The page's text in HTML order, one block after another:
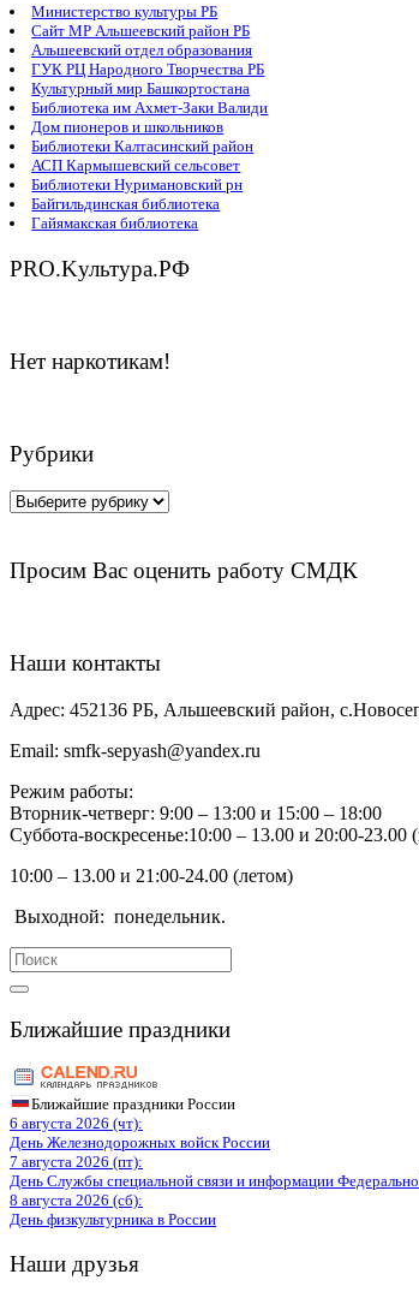
Министерство культуры РБ
Сайт МР Альшеевский район РБ
Альшеевский отдел образования
ГУК РЦ Народного Творчества РБ
Культурный мир Башкортостана
Библиотека им Ахмет-Заки Валиди
Дом пионеров и школьников
Библиотеки Калтасинский район
АСП Кармышевский сельсовет
Библиотеки Нуримановский рн
Байгильдинская библиотека
Гайямакская библиотека
PRO.Kультура.РФ
Нет наркотикам!
Рубрики
Рубрики
Просим Вас оценить работу СМДК
Наши контакты
Адрес: 452136 РБ, Альшеевский район,
Email: smfk-sepyash@yandex.ru
Режим работы:
Вторник-четверг: 9:00 – 13:00 и 15:00 – 18:00
Суббота-воскресенье:10:00 – 13.00 и 20:00-23.00
10:00 – 13.00 и 21:00-24.00 (летом)
Выходной: понедельник.
Search
for:
Ближайшие праздники
Ближайшие праздники России
6 августа 2026 (чт):
День Железнодорожных войск России
7 августа 2026 (пт):
День Службы специальной связи и информации
8 августа 2026 (сб):
День физкультурника в России
Наши друзья